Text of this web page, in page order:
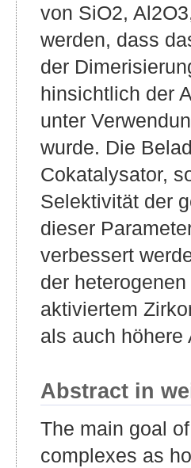
von SiO2,
werden, dass
der
hinsichtlich der
unter
wurde. Die
Cokatalysator,
Selektivität der
dieser
verbessert
der
aktiviertem
als auch höhere
Abstract in
The main goal
complexes as